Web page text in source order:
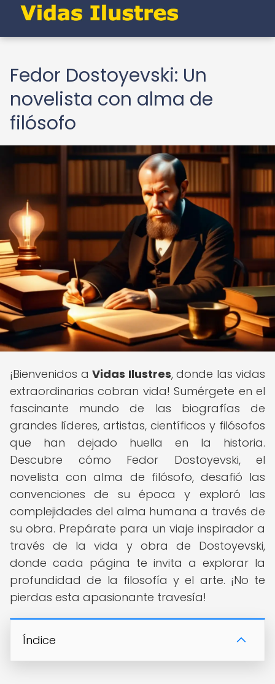
Fedor Dostoyevski: Un
novelista con alma de
filósofo
¡Bienvenidos a Vidas Ilustres, donde las vidas
extraordinarias cobran vida! Sumérgete en el
fascinante mundo de las biografías de
grandes líderes, artistas, científicos y filósofos
que han dejado huella en la historia.
Descubre cómo Fedor Dostoyevski, el
novelista con alma de filósofo, desafió las
convenciones de su época y exploró las
complejidades del alma humana a través de
su obra. Prepárate para un viaje inspirador a
través de la vida y obra de Dostoyevski,
donde cada página te invita a explorar la
profundidad de la filosofía y el arte. ¡No te
pierdas esta apasionante travesía!
Índice